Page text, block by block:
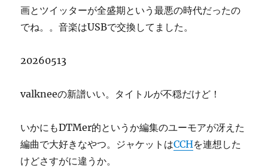
画とツイッターが全盛期という最悪の時代だったの
でね。。音楽はUSBで交換してました。
20260513
valkneeの新譜いい。タイトルが不穏だけど！
いかにもDTMer的というか編集のユーモアが冴えた
編曲で大好きなやつ。ジャケットはCCHを連想した
けどさすがに違うか。